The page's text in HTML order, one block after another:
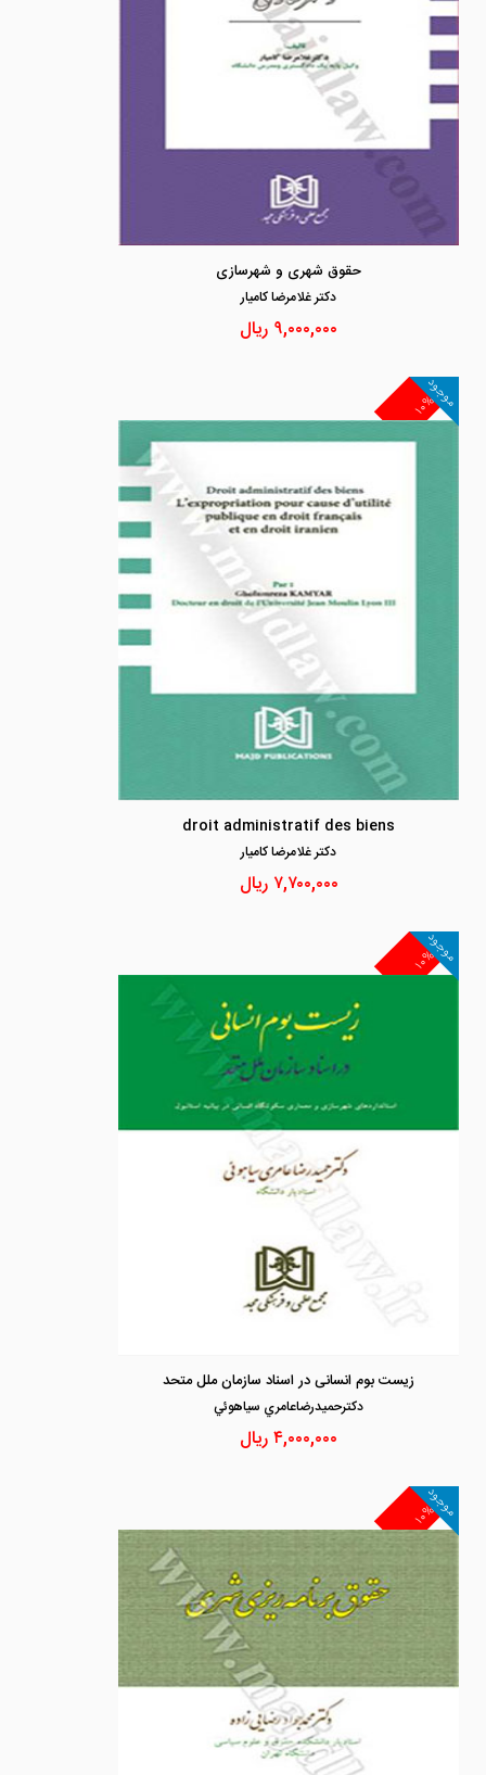
حقوق شهری و شهرسازی
دكتر غلامرضا كاميار
۹,۰۰۰,۰۰۰ ریال
۱۰%
موجود
droit administratif des biens
دكتر غلامرضا كاميار
۷,۷۰۰,۰۰۰ ریال
۱۰%
موجود
زیست بوم انسانی در اسناد سازمان ملل متحد
دكترحميدرضاعامري سياهوئي
۴,۰۰۰,۰۰۰ریال
۱۰%
موجود